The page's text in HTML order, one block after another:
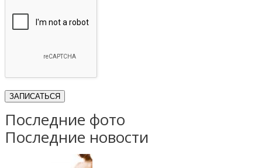
Последние фото
Последние новости